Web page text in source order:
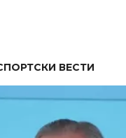
ВЕСТИ